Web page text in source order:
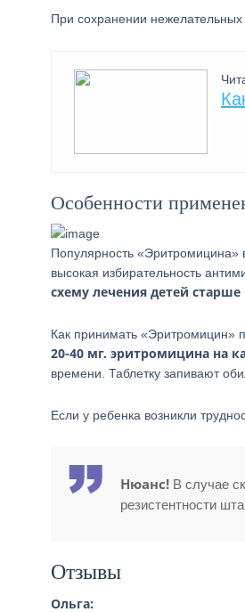
При сохранении нежелательных
Особенности
Популярность «Эритромицина»
высокая избирательность
схему лечения детей старше
Как принимать «Эритромицин»
20-40 мг. эритромицина на
времени. Таблетку запивают
Если у ребенка возникли
Нюанс! В случае
резистентности
Отзывы
Ольга: